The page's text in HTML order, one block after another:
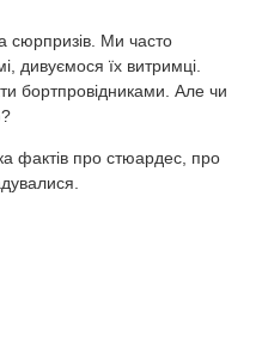
сюрпризів. Ми часто
їх витримці.
бортпровідниками. Але чи
фактів про стюардес, про